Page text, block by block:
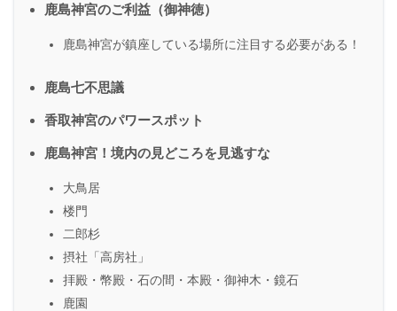
鹿島神宮のご利益（御神徳）
鹿島神宮が鎮座している場所に注目する必要がある！
鹿島七不思議
香取神宮のパワースポット
鹿島神宮！境内の見どころを見逃すな
大鳥居
楼門
二郎杉
摂社「高房社」
拝殿・幣殿・石の間・本殿・御神木・鏡石
鹿園